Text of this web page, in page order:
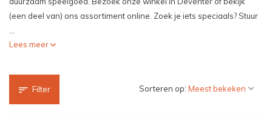
(een deel van) ons assortiment online. Zoek je iets speciaals? Stuur
Lees meer
Filter Sorteren op: